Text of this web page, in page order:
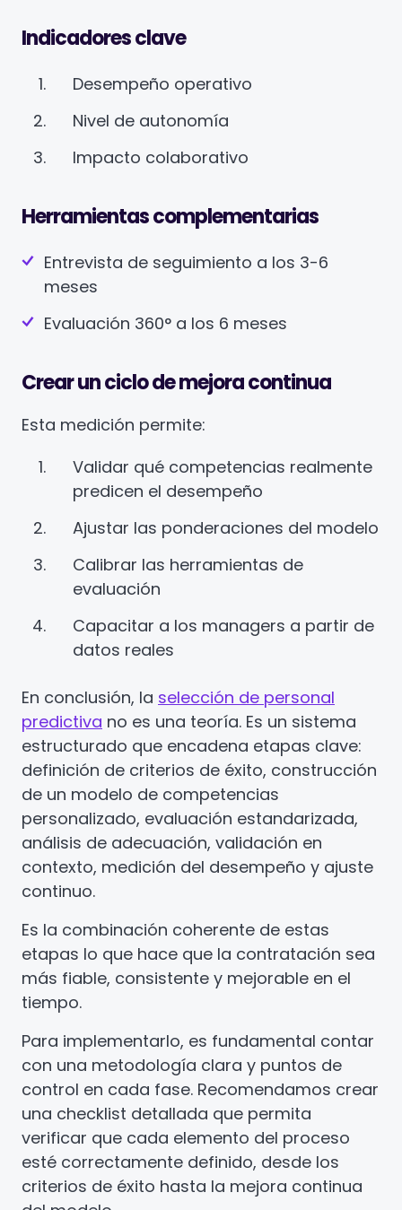
Indicadores clave
Desempeño operativo
Nivel de autonomía
Impacto colaborativo
Herramientas complementarias
Entrevista de seguimiento a los 3-6
meses
Evaluación 360° a los 6 meses
Crear un ciclo de mejora continua
Esta medición permite:
Validar qué competencias realmente
predicen el desempeño
Ajustar las ponderaciones del modelo
Calibrar las herramientas de
evaluación
Capacitar a los managers a partir de
datos reales
En conclusión, la selección de personal
predictiva no es una teoría. Es un sistema
estructurado que encadena etapas clave:
definición de criterios de éxito, construcción
de un modelo de competencias
personalizado, evaluación estandarizada,
análisis de adecuación, validación en
contexto, medición del desempeño y ajuste
continuo.
Es la combinación coherente de estas
etapas lo que hace que la contratación sea
más fiable, consistente y mejorable en el
tiempo.
Para implementarlo, es fundamental contar
con una metodología clara y puntos de
control en cada fase. Recomendamos crear
una checklist detallada que permita
verificar que cada elemento del proceso
esté correctamente definido, desde los
criterios de éxito hasta la mejora continua